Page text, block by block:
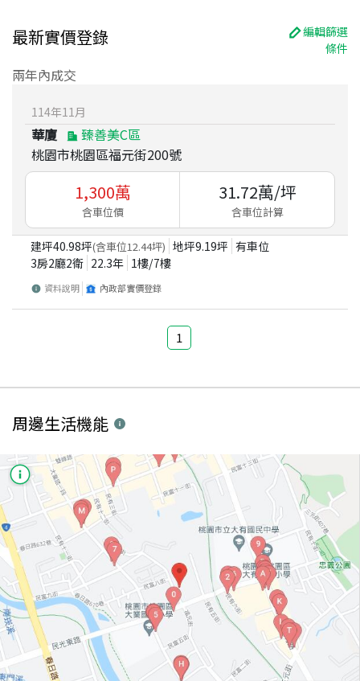
最新實價登錄
編輯篩選
條件
兩年內成交
114年11 月
華廈
臻善美C區
桃園市桃園區福元街200號
1,300萬
含車位價
31.72萬/坪
含車位計算
建坪40.98坪(含車位12.44坪) 地坪9.19坪 有車位
3房2廳2衛 22.3年 1樓/7樓
資料說明 內政部實價登錄
1
周邊生活機能